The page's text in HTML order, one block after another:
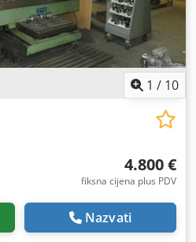
1 / 10
4.800 €
fiksna cijena plus PDV
Nazvati